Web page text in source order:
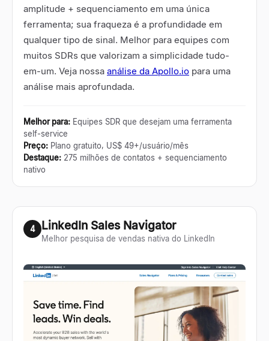
amplitude + sequenciamento em uma única
ferramenta; sua fraqueza é a profundidade em
qualquer tipo de sinal. Melhor para equipes com
muitos SDRs que valorizam a simplicidade tudo-
em-um. Veja nossa análise da Apollo.io para uma
análise mais aprofundada.
Melhor para: Equipes SDR que desejam uma ferramenta
self-service
Preço: Plano gratuito, US$ 49+/usuário/mês
Destaque: 275 milhões de contatos + sequenciamento
nativo
4 LinkedIn Sales Navigator
Melhor pesquisa de vendas nativa do LinkedIn